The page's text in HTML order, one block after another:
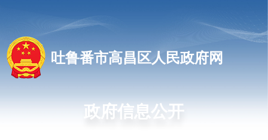
吐鲁番市高昌区人民政府网
政府信息公开